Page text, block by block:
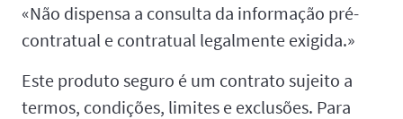
«Não dispensa a consulta da informação pré-
contratual e contratual legalmente exigida.»
Este produto seguro é um contrato sujeito a
termos, condições, limites e exclusões. Para